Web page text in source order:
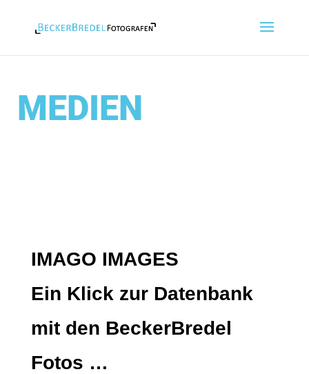
MEDIEN
IMAGO IMAGES
Ein Klick zur Datenbank
mit den BeckerBredel
Fotos …